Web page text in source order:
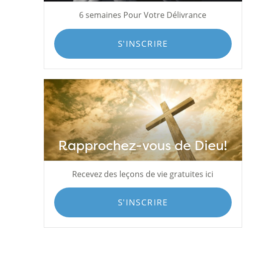
6 semaines Pour Votre Délivrance
S'INSCRIRE
Rapprochez-vous de Dieu!
Recevez des leçons de vie gratuites ici
S'INSCRIRE